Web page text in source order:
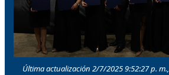
Última actualización 2/7/2025 9:52:27 p. m.,